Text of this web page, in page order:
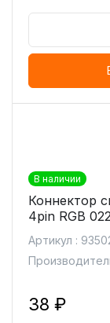
В наличии
Коннектор
4pin RGB
Артикул :
38 ₽